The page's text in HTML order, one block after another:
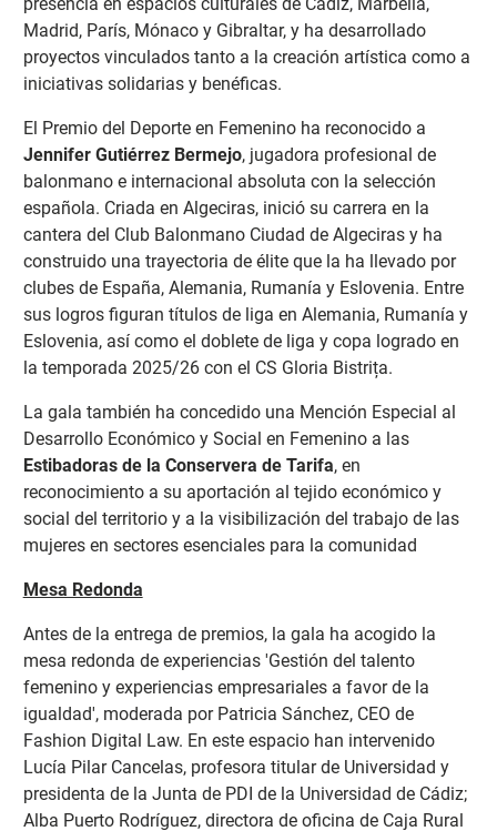
Madrid, París, Mónaco y Gibraltar, y ha desarrollado
proyectos vinculados tanto a la creación artística como a
iniciativas solidarias y benéficas.
El Premio del Deporte en Femenino ha reconocido a
Jennifer Gutiérrez Bermejo, jugadora profesional de
balonmano e internacional absoluta con la selección
española. Criada en Algeciras, inició su carrera en la
cantera del Club Balonmano Ciudad de Algeciras y ha
construido una trayectoria de élite que la ha llevado por
clubes de España, Alemania, Rumanía y Eslovenia. Entre
sus logros figuran títulos de liga en Alemania, Rumanía y
Eslovenia, así como el doblete de liga y copa logrado en
la temporada 2025/26 con el CS Gloria Bistrița.
La gala también ha concedido una Mención Especial al
Desarrollo Económico y Social en Femenino a las
Estibadoras de la Conservera de Tarifa, en
reconocimiento a su aportación al tejido económico y
social del territorio y a la visibilización del trabajo de las
mujeres en sectores esenciales para la comunidad
Mesa Redonda
Antes de la entrega de premios, la gala ha acogido la
mesa redonda de experiencias 'Gestión del talento
femenino y experiencias empresariales a favor de la
igualdad', moderada por Patricia Sánchez, CEO de
Fashion Digital Law. En este espacio han intervenido
Lucía Pilar Cancelas, profesora titular de Universidad y
presidenta de la Junta de PDI de la Universidad de Cádiz;
Alba Puerto Rodríguez, directora de oficina de Caja Rural